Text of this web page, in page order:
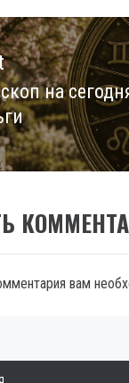
на
вам